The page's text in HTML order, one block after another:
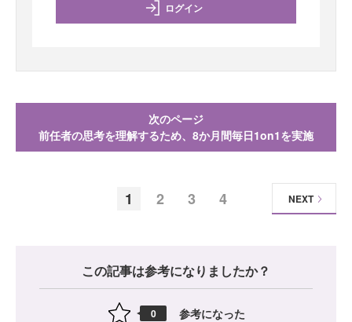
ログイン
次のページ
前任者の思考を理解するため、8か月間毎日1on1を実施
1 2 3 4 NEXT
この記事は参考になりましたか？
0 参考になった